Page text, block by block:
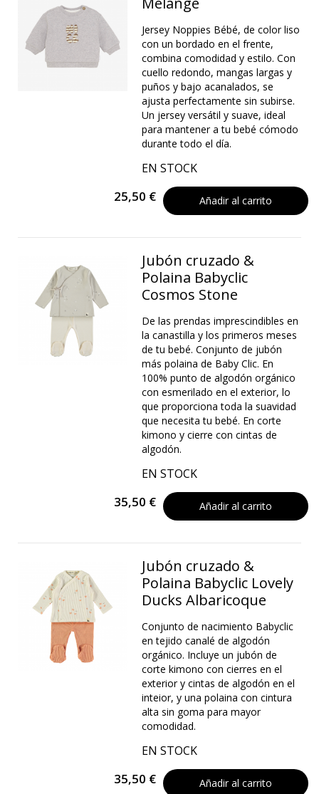
Jersey Noppies Bébé, de color liso
con un bordado en el frente,
combina comodidad y estilo. Con
cuello redondo, mangas largas y
puños y bajo acanalados, se
ajusta perfectamente sin subirse.
Un jersey versátil y suave, ideal
para mantener a tu bebé cómodo
durante todo el día.
EN STOCK
25,50 € Añadir al carrito
Jubón cruzado &
Polaina Babyclic
Cosmos Stone
De las prendas imprescindibles en
la canastilla y los primeros meses
de tu bebé. Conjunto de jubón
más polaina de Baby Clic. En
100% punto de algodón orgánico
con esmerilado en el exterior, lo
que proporciona toda la suavidad
que necesita tu bebé. En corte
kimono y cierre con cintas de
algodón.
EN STOCK
35,50 € Añadir al carrito
Jubón cruzado &
Polaina Babyclic Lovely
Ducks Albaricoque
Conjunto de nacimiento Babyclic
en tejido canalé de algodón
orgánico. Incluye un jubón de
corte kimono con cierres en el
exterior y cintas de algodón en el
inteior, y una polaina con cintura
alta sin goma para mayor
comodidad.
EN STOCK
35,50 € Añadir al carrito